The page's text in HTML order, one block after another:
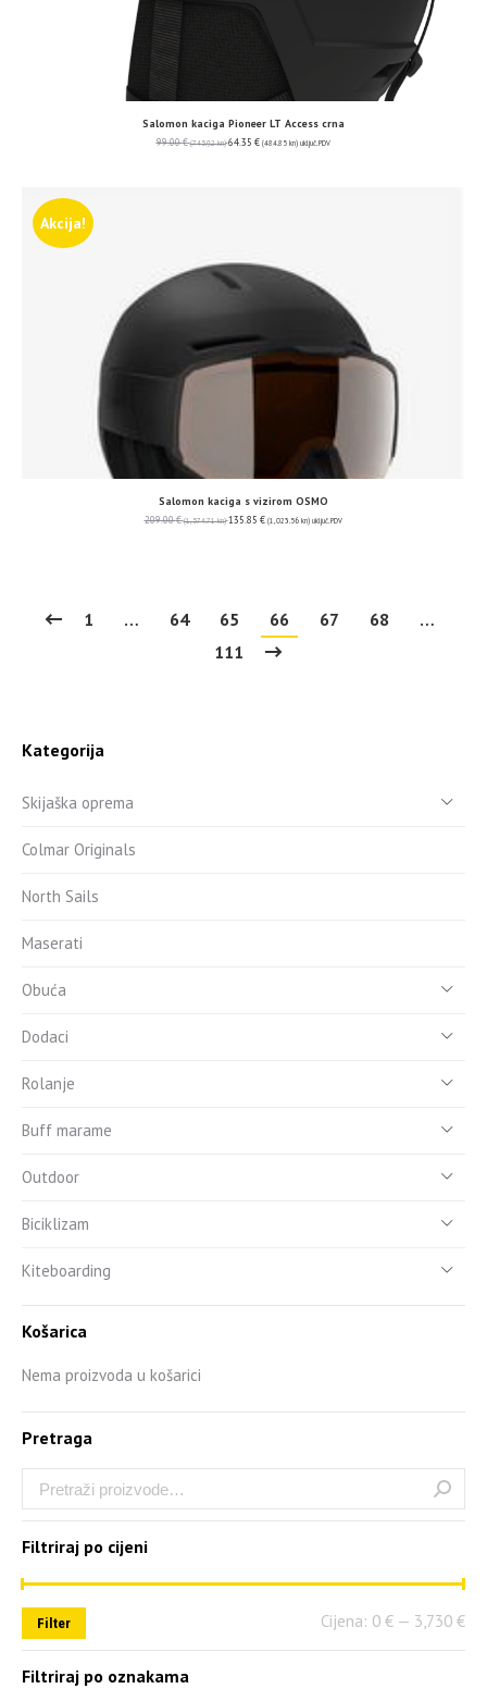
Salomon kaciga Pioneer LT Access crna
99.00€ (745.92 kn) 64.35 € (484.85 kn) uključ. PDV
Akcija!
Salomon kaciga s vizirom OSMO
209.00€ (1,574.71 kn) 135.85 € (1,023.56 kn) uključ. PDV
1 … 64 65 66 67 68
…
111
Kategorija
Skijaška oprema
Colmar Originals
North Sails
Maserati
Obuća
Dodaci
Rolanje
Buff marame
Outdoor
Biciklizam
Kiteboarding
Košarica
Nema proizvoda u košarici
Pretraga
Filtriraj po cijeni
Filter Cijena: 0 € — 3,730 €
Filtriraj po oznakama